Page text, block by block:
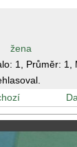
žena
1 , Průměr: 1